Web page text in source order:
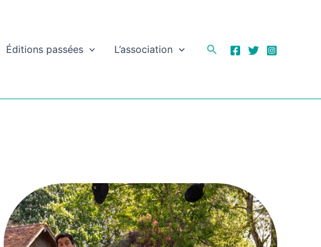
Éditions passées L’association Rechercher